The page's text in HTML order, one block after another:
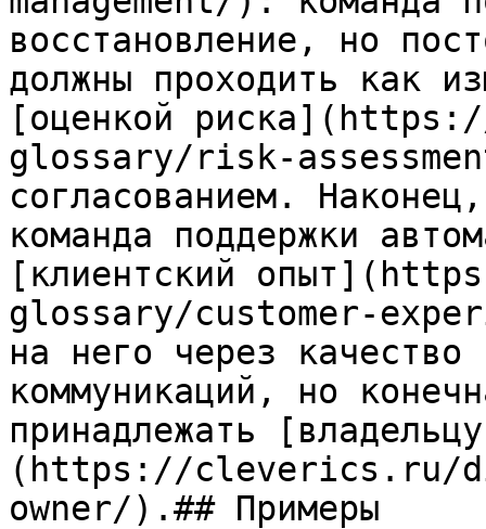
восстановление, но
должны проходить как
[оценкой
glossary/risk-
согласованием.
команда поддержки
[клиентский
glossary/customer-
на него через качество
коммуникаций, но
принадлежать
(https://cleverics.ru/
owner/).## Примеры